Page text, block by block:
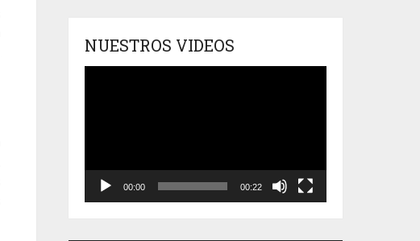
NUESTROS VIDEOS
00:00 00:22